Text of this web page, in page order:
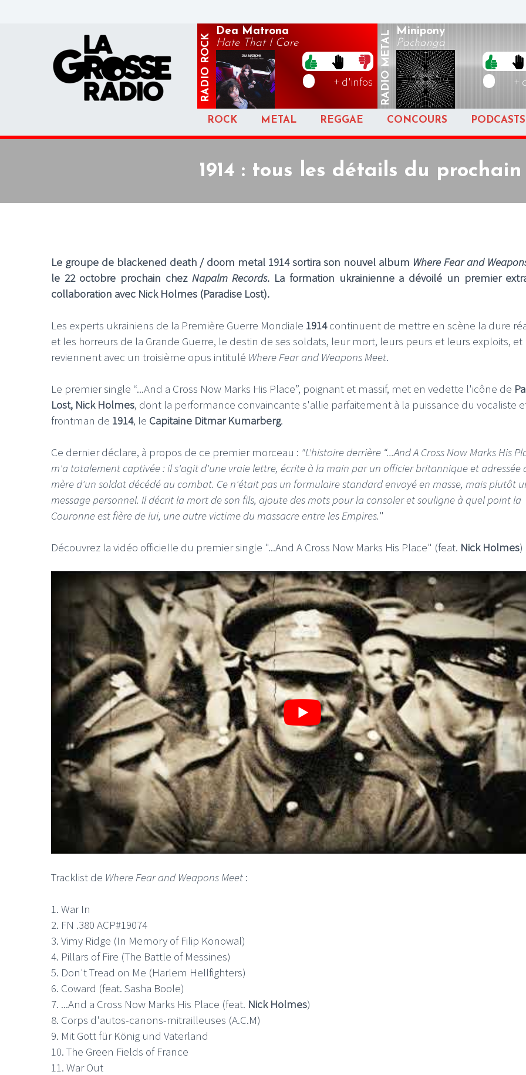
RADIO
ROCK
Dea Matrona
Hate That I Care
+ d'infos RADIO
METAL Minipony
Pachanga
+
ROCK METAL REGGAE CONCOURS PODCASTS
1914 : tous les détails du
Le groupe de blackened death / doom metal 1914 sortira son nouvel album Where Fear and
le 22 octobre prochain chez Napalm Records. La formation ukrainienne a dévoilé un premier
collaboration avec Nick Holmes (Paradise Lost).
Les experts ukrainiens de la Première Guerre Mondiale 1914continuent de mettre en scène la dure
et les horreurs de la Grande Guerre, le destin de ses soldats, leur mort, leurs peurs et leurs exploits, et
reviennent avec un troisième opus intitulé Where Fear and Weapons Meet.
Le premier single “...And a Cross Now Marks His Place”, poignant et massif, met en vedette l'icône de
Lost, Nick Holmes, dont la performance convaincante s'allie parfaitement à la puissance du vocaliste
frontman de 1914, le Capitaine Ditmar Kumarberg.
Ce dernier déclare, à propos de ce premier morceau : "L'histoire derrière “...And A Cross Now Marks His
m'a totalement captivée : il s'agit d'une vraie lettre, écrite à la main par un officier britannique et adressée
mère d'un soldat décédé au combat. Ce n'était pas un formulaire standard envoyé en masse, mais plutôt
message personnel. Il décrit la mort de son fils, ajoute des mots pour la consoler et souligne à quel point la
Couronne est fière de lui, une autre victime du massacre entre les Empires."
Découvrez la vidéo officielle du premier single "...And A Cross Now Marks His Place" (feat. Nick Holmes)
Tracklist de Where Fear and Weapons Meet :
1. War In
2. FN .380 ACP#19074
3. Vimy Ridge (In Memory of Filip Konowal)
4. Pillars of Fire (The Battle of Messines)
5. Don't Tread on Me (Harlem Hellfighters)
6. Coward (feat. Sasha Boole)
7. ...And a Cross Now Marks His Place (feat. Nick Holmes)
8. Corps d'autos-canons-mitrailleuses (A.C.M)
9. Mit Gott für König und Vaterland
10. The Green Fields of France
11. War Out
LE GROS RIFFIFI
Christmas Riffifi 2025 !!!
LE GROS RIFFIFI